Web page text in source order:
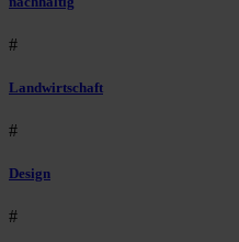
#
Landwirtschaft
#
Design
#